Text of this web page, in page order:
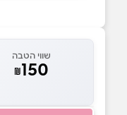
שווי הטבה
₪150